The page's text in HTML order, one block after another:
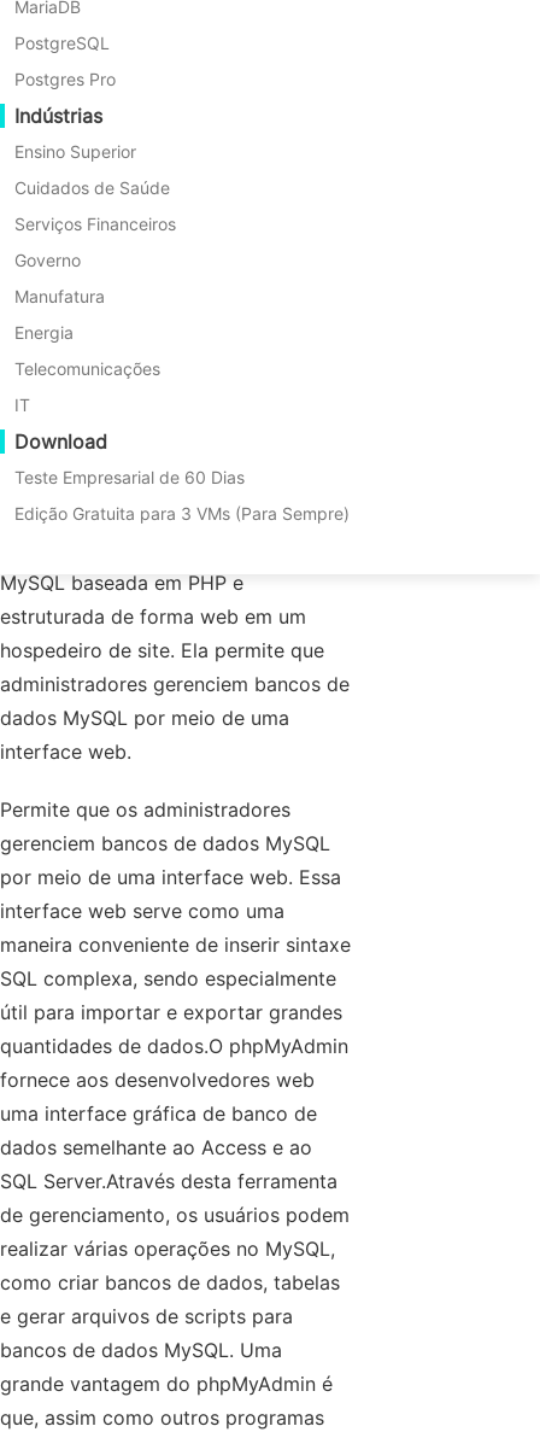
MariaDB
PostgreSQL
Postgres Pro
Indústrias
Ensino Superior
Cuidados de Saúde
Serviços Financeiros
Governo
Manufatura
Energia
Telecomunicações
IT
Download
Teste Empresarial de 60 Dias
Edição Gratuita para 3 VMs (Para Sempre)
com
Vinchin
&
Recovery
Conclusão
podem gerenciar completamente os
bancos de dados, incluindo criar,
copiar e excluir dados. O
phpMyAdmin fornece uma interface
gráfica para iniciantes, eliminando a
necessidade de operar bancos de
dados MySQL por meio de prompts
de comando, melhorando
O que é o
phpMyAdmin?
O phpMyAdmin é uma ferramenta de
MySQL baseada em PHP e
estruturada de forma web em um
hospedeiro de site. Ela permite que
administradores gerenciem bancos de
dados MySQL por meio de uma
interface web.
Permite que os administradores
gerenciem bancos de dados MySQL
por meio de uma interface web. Essa
interface web serve como uma
maneira conveniente de inserir sintaxe
SQL complexa, sendo especialmente
útil para importar e exportar grandes
quantidades de dados.O phpMyAdmin
fornece aos desenvolvedores web
uma interface gráfica de banco de
dados semelhante ao Access e ao
SQL Server.Através desta ferramenta
de gerenciamento, os usuários podem
realizar várias operações no MySQL,
como criar bancos de dados, tabelas
e gerar arquivos de scripts para
bancos de dados MySQL. Uma
grande vantagem do phpMyAdmin é
que, assim como outros programas